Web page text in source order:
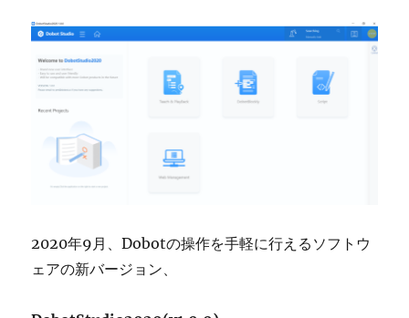
2020年9月、Dobotの操作を手軽に行えるソフトウ
ェアの新バージョン、